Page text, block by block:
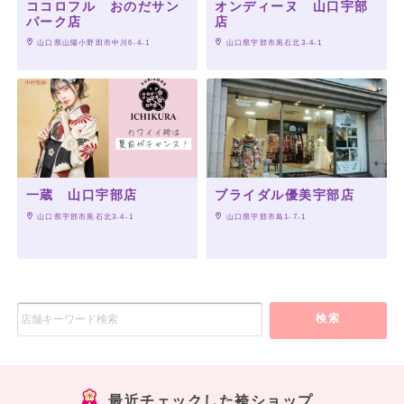
ココロフル おのだサン
パーク店
山口県山陽小野田市中川6-4-1
オンディーヌ 山口宇部
店
山口県宇部市黒石北3-4-1
一蔵 山口宇部店
山口県宇部市黒石北3-4-1
ブライダル優美宇部店
山口県宇部市島1-7-1
検索
最近チェックした袴ショップ